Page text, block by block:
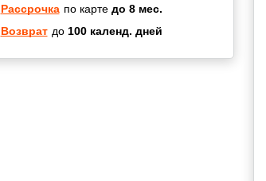
Рассрочка по карте до 8 мес.
Возврат до 100 календ. дней